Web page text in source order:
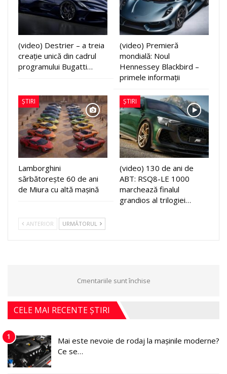
(video) Destrier – a treia
creație unică din cadrul
programului Bugatti…
(video) Premieră
mondială: Noul
Hennessey Blackbird –
primele informații
ȘTIRI
Lamborghini
sărbătorește 60 de ani
de Miura cu altă mașină
ȘTIRI
(video) 130 de ani de
ABT: RSQ8-LE 1000
marchează finalul
grandios al trilogiei…
ANTERIOR URMĂTORUL
Cmentariile sunt închise
CELE MAI RECENTE ȘTIRI
1
Mai este nevoie de rodaj la mașinile moderne?
Ce se…